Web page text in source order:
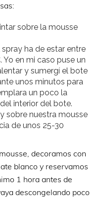
sobre la mousse
ha de estar entre
Yo en mi caso puse un
y sumergí el bote
unos minutos para
un poco la
interior del bote.
sobre nuestra mousse
de unos 25-30
decoramos con
blanco y reservamos
1 hora antes de
descongelando poco